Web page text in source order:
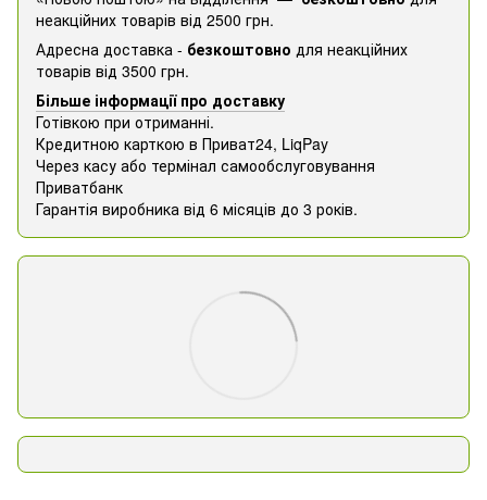
неакційних товарів від 2500 грн.
Адресна доставка - безкоштовно для неакційних
товарів від 3500 грн.
Більше інформації про доставку
Готівкою при отриманні.
Кредитною карткою в Приват24, ​​LiqPay
Через касу або термінал самообслуговування
Приватбанк
Гарантія виробника від 6 місяців до 3 років.